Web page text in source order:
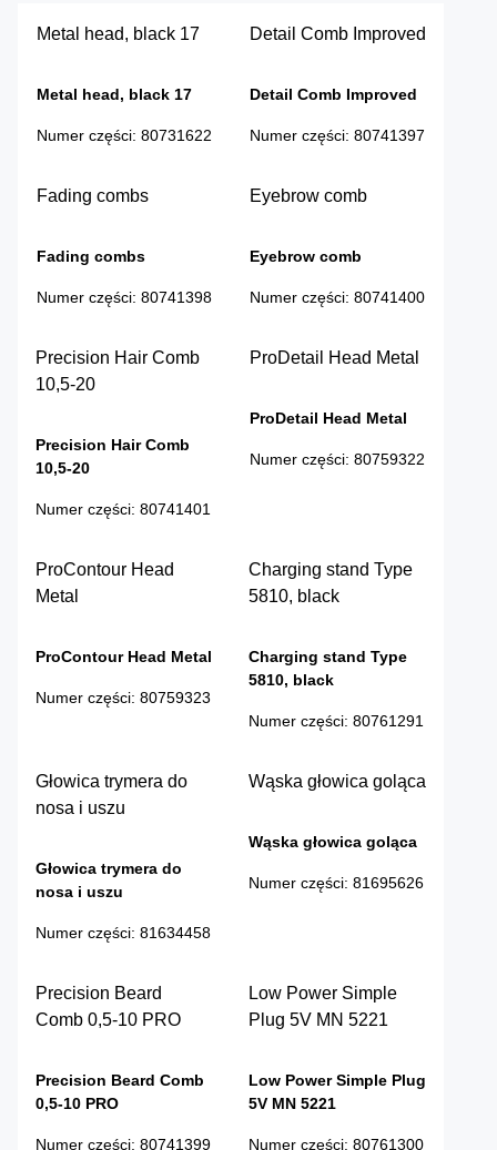
Metal head, black 17
Metal head, black 17
Numer części: 80731622
Detail Comb Improved
Detail Comb Improved
Numer części: 80741397
Fading combs
Fading combs
Numer części: 80741398
Eyebrow comb
Eyebrow comb
Numer części: 80741400
Precision Hair Comb
10,5-20
Precision Hair Comb
10,5-20
Numer części: 80741401
ProDetail Head Metal
ProDetail Head Metal
Numer części: 80759322
ProContour Head
Metal
ProContour Head Metal
Numer części: 80759323
Charging stand Type
5810, black
Charging stand Type
5810, black
Numer części: 80761291
Głowica trymera do
nosa i uszu
Głowica trymera do
nosa i uszu
Numer części: 81634458
Wąska głowica goląca
Wąska głowica goląca
Numer części: 81695626
Precision Beard
Comb 0,5-10 PRO
Precision Beard Comb
0,5-10 PRO
Numer części: 80741399
Low Power Simple
Plug 5V MN 5221
Low Power Simple Plug
5V MN 5221
Numer części: 80761300